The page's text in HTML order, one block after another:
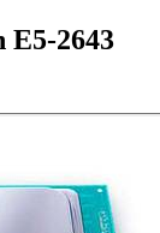
E5-2643